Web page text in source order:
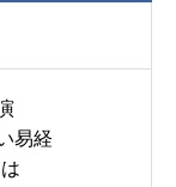
易経